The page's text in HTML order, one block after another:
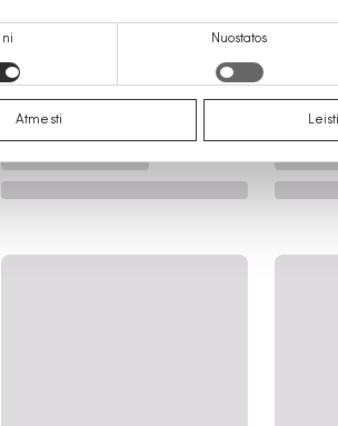
Nuostatos
Atmesti